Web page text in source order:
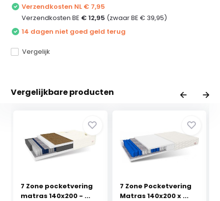
Verzendkosten NL € 7,95
Verzendkosten BE € 12,95 (zwaar BE € 39,95)
14 dagen niet goed geld terug
Vergelijk
Vergelijkbare producten
7 Zone pocketvering
matras 140x200 - ...
7 Zone Pocketvering
Matras 140x200 x ...